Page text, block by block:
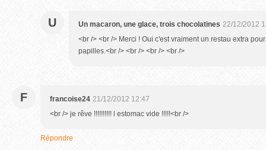
U Un macaron, une glace, trois chocolatines 22/12/2012
<br /> <br /> Merci ! Oui c'est vraiment un restau extra
papilles.<br /> <br /> <br /> <br />
F francoise24 21/12/2012 12:47
<br /> je rêve !!!!!!!!!! l estomac vide !!!!!<br />
Répondre